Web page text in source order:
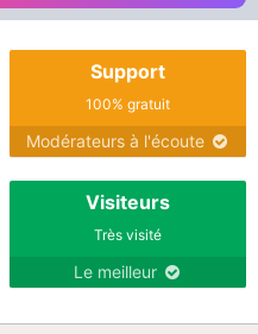
Support
100% gratuit
Modérateurs à l'écoute
Visiteurs
Très visité
Le meilleur